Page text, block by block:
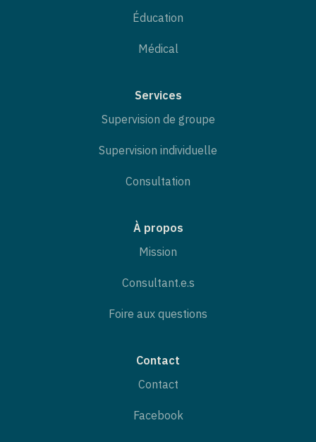
Éducation
Médical
Services
Supervision de groupe
Supervision individuelle
Consultation
À propos
Mission
Consultant.e.s
Foire aux questions
Contact
Contact
Facebook